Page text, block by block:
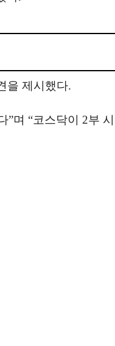
을 제시했다.
며 “코스닥이 2부